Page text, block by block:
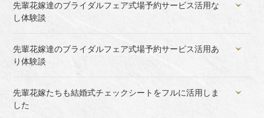
先輩花嫁達のブライダルフェア式場予約サービス活用な
し体験談
先輩花嫁達のブライダルフェア式場予約サービス活用あ
り体験談
先輩花嫁たちも結婚式チェックシートをフルに活用しま
した